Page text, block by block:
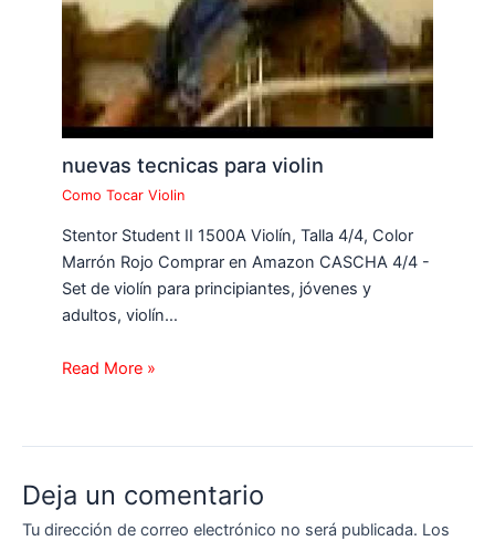
nuevas tecnicas para violin
Como Tocar Violin
Stentor Student II 1500A Violín, Talla 4/4, Color
Marrón Rojo Comprar en Amazon CASCHA 4/4 -
Set de violín para principiantes, jóvenes y
adultos, violín…
Read More »
Deja un comentario
Tu dirección de correo electrónico no será publicada. Los